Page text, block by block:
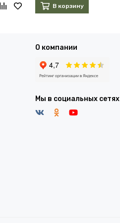
В корзину
О компании
Мы в социальных сетях